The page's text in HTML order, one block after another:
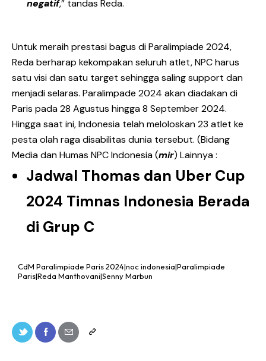
negatif,” tandas Reda.
Untuk meraih prestasi bagus di Paralimpiade 2024,
Reda berharap kekompakan seluruh atlet, NPC harus
satu visi dan satu target sehingga saling support dan
menjadi selaras. Paralimpade 2024 akan diadakan di
Paris pada 28 Agustus hingga 8 September 2024.
Hingga saat ini, Indonesia telah meloloskan 23 atlet ke
pesta olah raga disabilitas dunia tersebut. (Bidang
Media dan Humas NPC Indonesia (mir) Lainnya :
Jadwal Thomas dan Uber Cup
2024 Timnas Indonesia Berada
di Grup C
CdM Paralimpiade Paris 2024|noc indonesia|Paralimpiade
Paris|Reda Manthovani|Senny Marbun